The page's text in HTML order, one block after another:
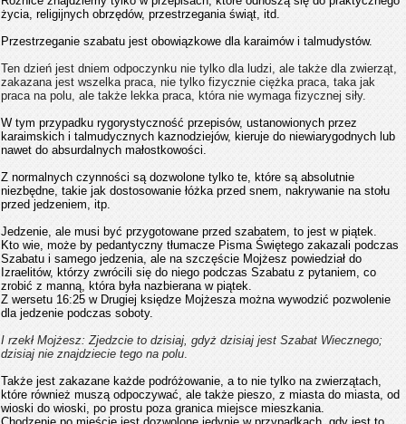
życia, religijnych obrzędów, przestrzegania świąt, itd.
Przestrzeganie szabatu jest obowiązkowe dla karaimów i talmudystów.
Ten dzień jest dniem odpoczynku nie tylko dla ludzi, ale także dla zwierząt,
zakazana jest wszelka praca, nie tylko fizycznie ciężka praca, taka jak
praca na polu, ale także lekka praca, która nie wymaga fizycznej siły.
W tym przypadku rygorystyczność przepisów, ustanowionych przez
karaimskich i talmudycznych kaznodziejów, kieruje do niewiarygodnych lub
nawet do absurdalnych małostkowości.
Z normalnych czynności są dozwolone tylko te, które są absolutnie
niezbędne, takie jak dostosowanie łóżka przed snem, nakrywanie na stołu
przed jedzeniem, itp.
Jedzenie, ale musi być przygotowane przed szabatem, to jest w piątek.
Kto wie, może by pedantyczny tłumacze Pisma Świętego zakazali podczas
Szabatu i samego jedzenia, ale na szczęście Mojżesz powiedział do
Izraelitów, którzy zwrócili się do niego podczas Szabatu z pytaniem, co
zrobić z manną, która była nazbierana w piątek.
Z wersetu 16:25 w Drugiej księdze Mojżesza można wywodzić pozwolenie
dla jedzenie podczas soboty.
I rzekł Mojżesz: Zjedzcie to dzisiaj, gdyż dzisiaj jest Szabat Wiecznego;
dzisiaj nie znajdziecie tego na polu.
Także jest zakazane każde podróżowanie, a to nie tylko na zwierzątach,
które również muszą odpoczywać, ale także pieszo, z miasta do miasta, od
wioski do wioski, po prostu poza granica miejsce mieszkania.